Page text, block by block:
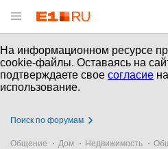
На информационном ресурсе
cookie-файлы. Оставаясь на
подтверждаете свое согласие
использование.
Поиск по форумам
Общение Дом Недвижимость